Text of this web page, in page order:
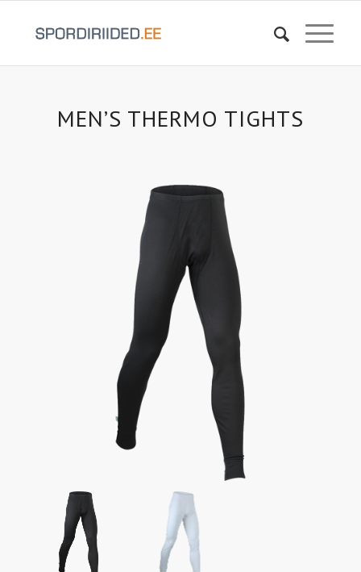
MEN’S THERMO TIGHTS